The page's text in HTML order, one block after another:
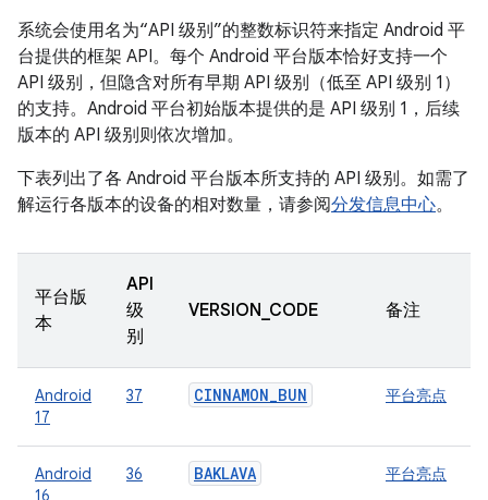
系统会使用名为“API 级别”的整数标识符来指定 Android 平
台提供的框架 API。 每个 Android 平台版本恰好支持一个
API 级别，但隐含对所有早期 API 级别（低至 API 级别 1）
的支持。Android 平台初始版本提供的是 API 级别 1，后续
版本的 API 级别则依次增加。
下表列出了各 Android 平台版本所支持的 API 级别。如需了
解运行各版本的设备的相对数量，请参阅分发信息中心。
平台版
本
API
级
别
VERSION_CODE 备注
Android
17
37 CINNAMON_BUN 平台亮点
Android
16
36 BAKLAVA 平台亮点